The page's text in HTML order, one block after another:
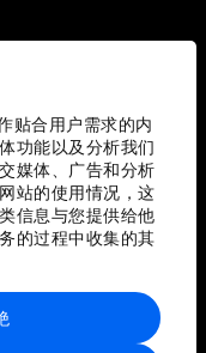
贴合用户需求的内
功能以及分析我们
媒体、广告和分析
站的使用情况，这
信息与您提供给他
的过程中收集的其